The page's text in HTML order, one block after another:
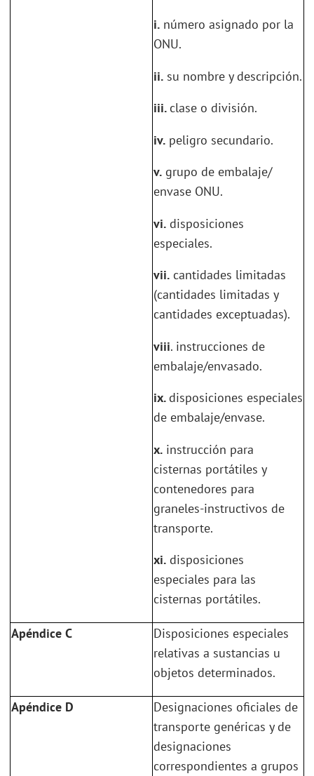
i. número asignado por la
ONU.
ii. su nombre y descripción.
iii. clase o división.
iv. peligro secundario.
v. grupo de embalaje/
envase ONU.
vi. disposiciones
especiales.
vii. cantidades limitadas
(cantidades limitadas y
cantidades exceptuadas).
viii. instrucciones de
embalaje/envasado.
ix. disposiciones especiales
de embalaje/envase.
x. instrucción para
cisternas portátiles y
contenedores para
graneles-instructivos de
transporte.
xi. disposiciones
especiales para las
cisternas portátiles.
Apéndice C
Disposiciones especiales
relativas a sustancias u
objetos determinados.
Apéndice D
Designaciones oficiales de
transporte genéricas y de
designaciones
correspondientes a grupos